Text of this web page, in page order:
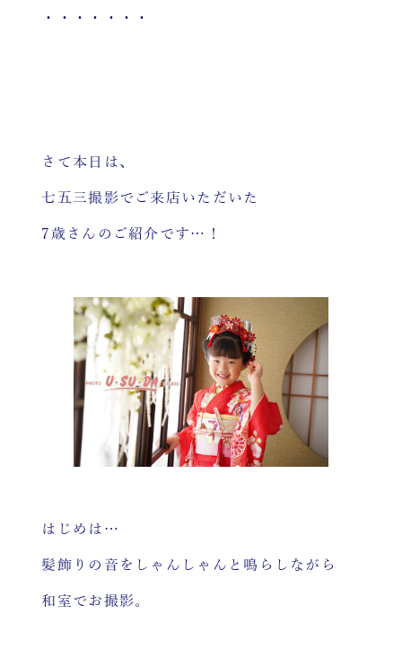
・・・・・・・
さて本日は、
七五三撮影でご来店いただいた
7歳さんのご紹介です…！
はじめは…
髪飾りの音をしゃんしゃんと鳴らしながら
和室でお撮影。